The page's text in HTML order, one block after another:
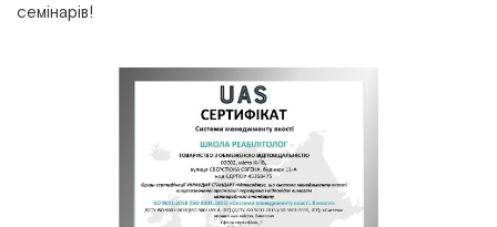
семінарів!